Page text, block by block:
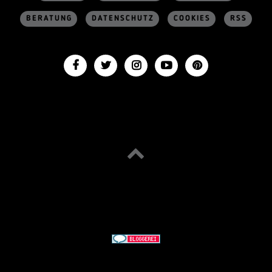
BERATUNG DATENSCHUTZ COOKIES RSS